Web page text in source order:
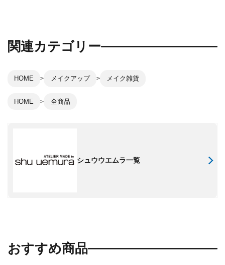
関連カテゴリー
HOME メイクアップ メイク雑貨
HOME 全商品
シュウウエムラ一覧
おすすめ商品